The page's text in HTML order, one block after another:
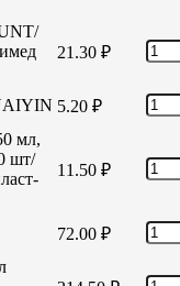
21.30 ₽
5.20 ₽
мл,
шт/
11.50 ₽
72.00 ₽